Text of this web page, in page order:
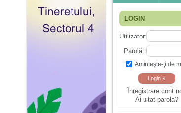
LOGIN
Utilizator:
Parolă:
Aminteşte-ţi de
Înregistrare cont
Ai uitat parola?